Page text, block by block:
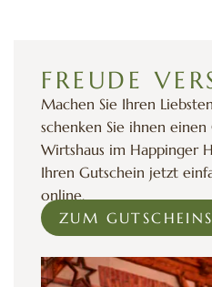
FREUDE
Machen Sie Ihren
schenken Sie ihnen
Wirtshaus im Happinger
Ihren Gutschein jetzt
online.
ZUM